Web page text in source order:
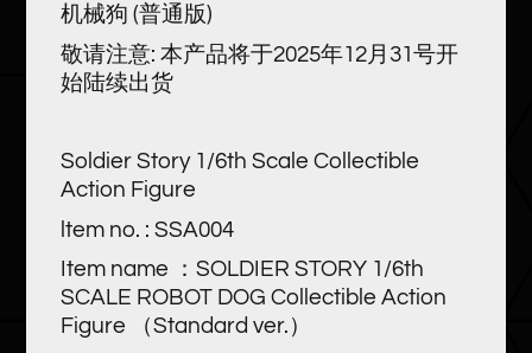
机械狗 (普通版)
敬请注意: 本产品将于2025年12月31号开
始陆续出货
Soldier Story 1/6th Scale Collectible
Action Figure
ltem no. : SSA004
Item name ：SOLDIER STORY 1/6th
SCALE ROBOT DOG Collectible Action
Figure （Standard ver.）